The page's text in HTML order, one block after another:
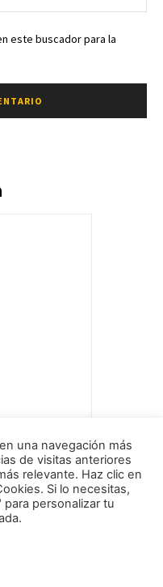
este buscador para la
una navegación más
de visitas anteriores
relevante. Haz clic en
Si lo necesitas,
personalizar tu